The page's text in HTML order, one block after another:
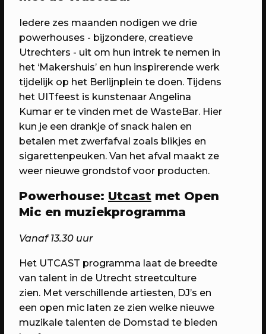
19/08/2026
HopSpot
Wednesday HopSpot goes outdoors!
Iedere zes maanden nodigen we drie
powerhouses - bijzondere, creatieve
Utrechters - uit om hun intrek te nemen in
het ‘Makershuis’ en hun inspirerende werk
tijdelijk op het Berlijnplein te doen. Tijdens
het UITfeest is kunstenaar Angelina
Kumar er te vinden met de WasteBar. Hier
kun je een drankje of snack halen en
betalen met zwerfafval zoals blikjes en
sigarettenpeuken. Van het afval maakt ze
weer nieuwe grondstof voor producten.
Powerhouse: Utcast met Open
Mic en muziekprogramma
Vanaf 13.30 uur
Het UTCAST programma laat de breedte
van talent in de Utrecht streetculture
zien. Met verschillende artiesten, DJ’s en
een open mic laten ze zien welke nieuwe
muzikale talenten de Domstad te bieden